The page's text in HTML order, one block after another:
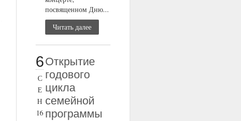
посвященном Дню...
Читать далее
6
С
Е
Н
16
Открытие
годового
цикла
семейной
программы